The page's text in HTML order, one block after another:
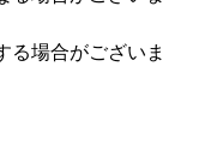
る場合がございま